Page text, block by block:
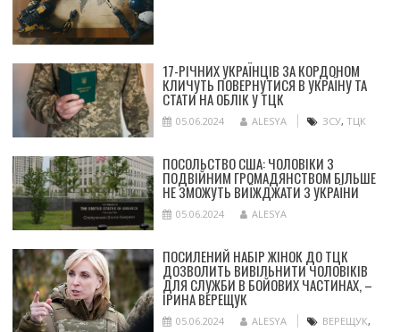
17-РІЧНИХ УКРАЇНЦІВ ЗА КОРДОНОМ
КЛИЧУТЬ ПОВЕРНУТИСЯ В УКРАЇНУ ТА
СТАТИ НА ОБЛІК У ТЦК
05.06.2024 ALESYA ЗСУ, ТЦК
ПОСОЛЬСТВО США: ЧОЛОВІКИ З
ПОДВІЙНИМ ГРОМАДЯНСТВОМ БІЛЬШЕ
НЕ ЗМОЖУТЬ ВИЇЖДЖАТИ З УКРАЇНИ
05.06.2024 ALESYA
ПОСИЛЕНИЙ НАБІР ЖІНОК ДО ТЦК
ДОЗВОЛИТЬ ВИВІЛЬНИТИ ЧОЛОВІКІВ
ДЛЯ СЛУЖБИ В БОЙОВИХ ЧАСТИНАХ, –
ІРИНА ВЕРЕЩУК
05.06.2024 ALESYA ВЕРЕЩУК,